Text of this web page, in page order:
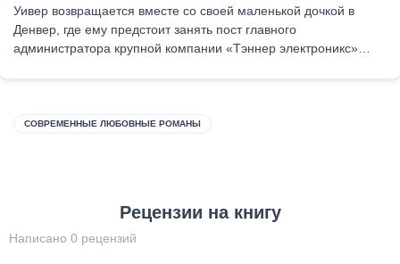
Уивер возвращается вместе со своей маленькой дочкой в
Денвер, где ему предстоит занять пост главного
администратора крупной компании «Тэннер электроникс»…
СОВРЕМЕННЫЕ ЛЮБОВНЫЕ РОМАНЫ
Рецензии на книгу
Написано 0 рецензий